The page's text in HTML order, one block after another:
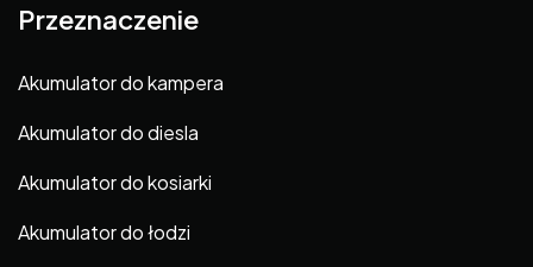
Przeznaczenie
Akumulator do kampera
Akumulator do diesla
Akumulator do kosiarki
Akumulator do łodzi